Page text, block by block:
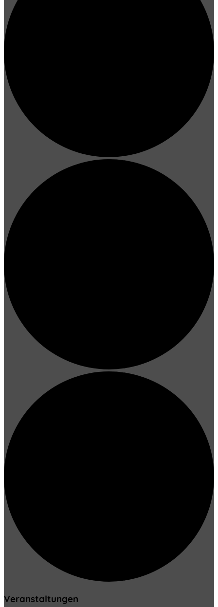
Veranstaltungen